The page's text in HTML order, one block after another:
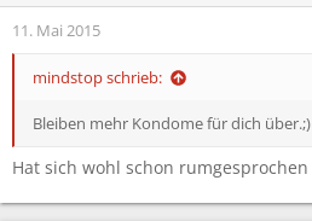
n
11. Mai 2015
mindstop schrieb:
Bleiben mehr Kondome für dich über.;)
Hat sich wohl schon rumgesprochen